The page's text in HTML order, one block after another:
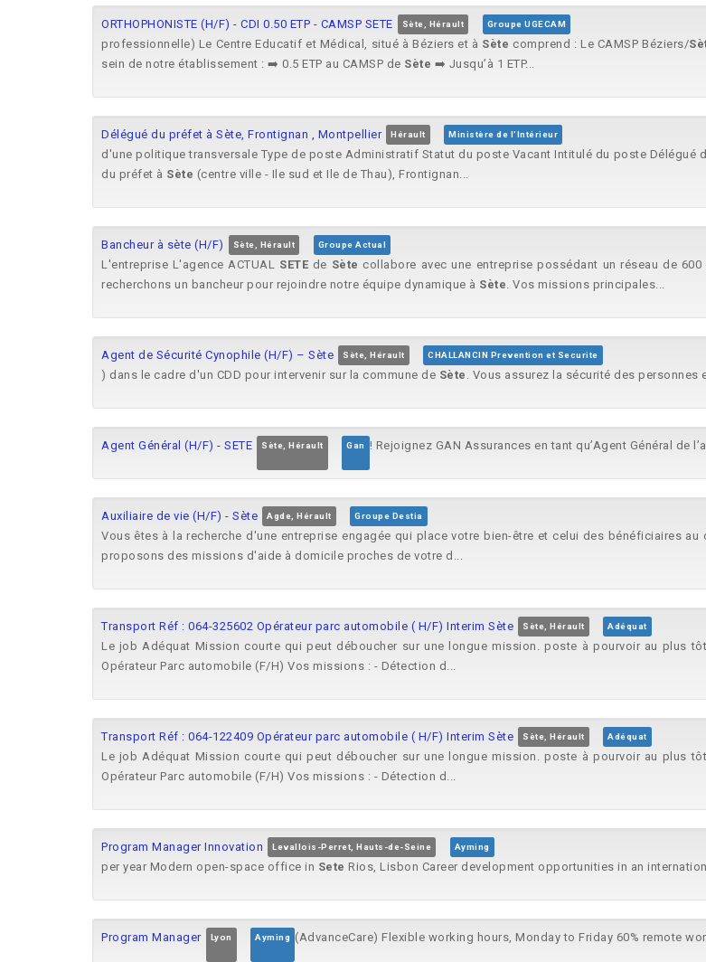
ORTHOPHONISTE (H/F) - CDI 0.50 ETP - CAMSP SETE Sète, Hérault Groupe UGECAM
professionnelle) Le Centre Educatif et Médical, situé à Béziers et à Sète comprend : Le CAMSP Béziers/
sein de notre établissement : ➡️ 0.5 ETP au CAMSP de Sète ➡️ Jusqu’à 1 ETP...
Délégué du préfet à Sète, Frontignan , Montpellier Hérault Ministère de l'Intérieur
d'une politique transversale Type de poste Administratif Statut du poste Vacant Intitulé du poste Délégué
du préfet à Sète (centre ville - Ile sud et Ile de Thau), Frontignan...
Bancheur à sète (H/F) Sète, Hérault Groupe Actual
L'entreprise L'agence ACTUAL SETE de Sète collabore avec une entreprise possédant un réseau de
recherchons un bancheur pour rejoindre notre équipe dynamique à Sète. Vos missions principales...
Agent de Sécurité Cynophile (H/F) – Sète Sète, Hérault CHALLANCIN Prevention et Securite
) dans le cadre d'un CDD pour intervenir sur la commune de Sète . Vous assurez la sécurité des personnes
Agent Général (H/F) - SETE Sète, Hérault Gan ! Rejoignez GAN Assurances en tant qu’Agent Général de
Auxiliaire de vie (H/F) - Sète Agde, Hérault Groupe Destia
Vous êtes à la recherche d'une entreprise engagée qui place votre bien-être et celui des bénéficiaires
proposons des missions d'aide à domicile proches de votre d...
Transport Réf : 064-325602 Opérateur parc automobile ( H/F) Interim Sète Sète, Hérault Adéquat
Le job Adéquat Mission courte qui peut déboucher sur une longue mission. poste à pourvoir au plus
Opérateur Parc automobile (F/H) Vos missions : - Détection d...
Transport Réf : 064-122409 Opérateur parc automobile ( H/F) Interim Sète Sète, Hérault Adéquat
Le job Adéquat Mission courte qui peut déboucher sur une longue mission. poste à pourvoir au plus
Opérateur Parc automobile (F/H) Vos missions : - Détection d...
Program Manager Innovation Levallois-Perret, Hauts-de-Seine Ayming
per year Modern open-space office in Sete Rios, Lisbon Career development opportunities in an
Program Manager Lyon Ayming (AdvanceCare) Flexible working hours, Monday to Friday 60% remote